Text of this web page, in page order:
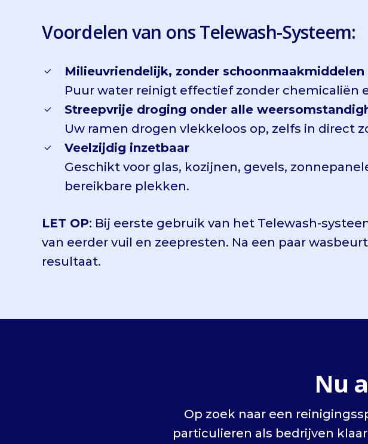
Voordelen van ons Telewash-Systeem:
Milieuvriendelijk, zonder schoonmaakmiddelen
Puur water reinigt effectief zonder chemicaliën
Streepvrije droging onder alle
Uw ramen drogen vlekkeloos op, zelfs in direct
Veelzijdig inzetbaar
Geschikt voor glas, kozijnen, gevels,
bereikbare plekken.
LET OP: Bij eerste gebruik van het Telewash-
van eerder vuil en zeepresten. Na een paar
resultaat.
Nu
Op zoek naar een
particulieren als bedrijven